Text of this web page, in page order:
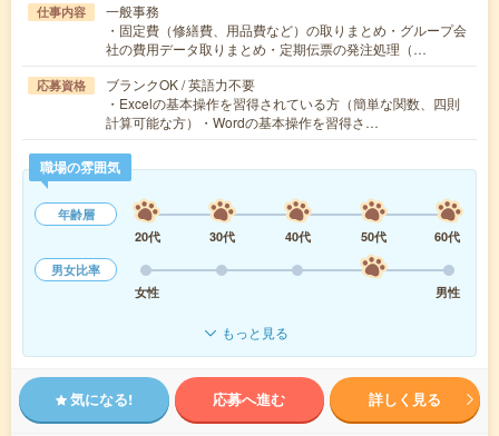
仕事内容
一般事務
・固定費（修繕費、用品費など）の取りまとめ・グループ会
社の費用データ取りまとめ・定期伝票の発注処理（…
応募資格
ブランクOK / 英語力不要
・Excelの基本操作を習得されている方（簡単な関数、四則
計算可能な方）・Wordの基本操作を習得さ…
職場の雰囲気
年齢層
20代
30代 40代 50代
60代
男女比率
女性
男性
もっと見る
気になる! 応募へ進む 詳しく見る